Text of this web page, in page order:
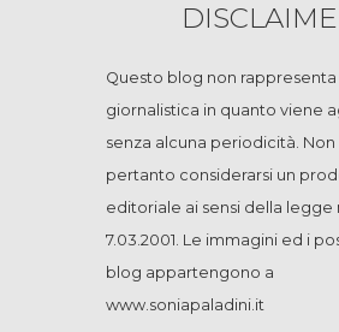
Questo blog non
giornalistica in quanto viene
senza alcuna periodicità. Non
pertanto considerarsi un
editoriale ai sensi della legge
7.03.2001. Le immagini ed i
blog appartengono a
www.soniapaladini.it